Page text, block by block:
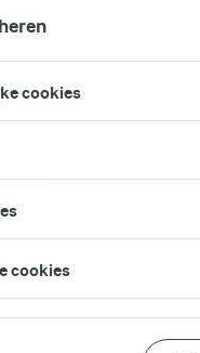
cookies
cookies